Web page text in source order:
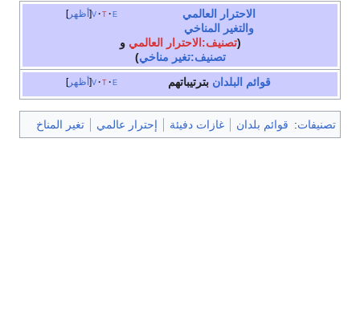
أظهر v t e
الاحترار العالمي
والتغير المناخي
(تصنيف:الاحترار العالمي و
تصنيف:تغير مناخي)
أظهر v t e قوائم البلدان بترتيباتهم
تصنيفات: قوائم بلدان غازات دفيئة إحترار عالمي تغير المناخ